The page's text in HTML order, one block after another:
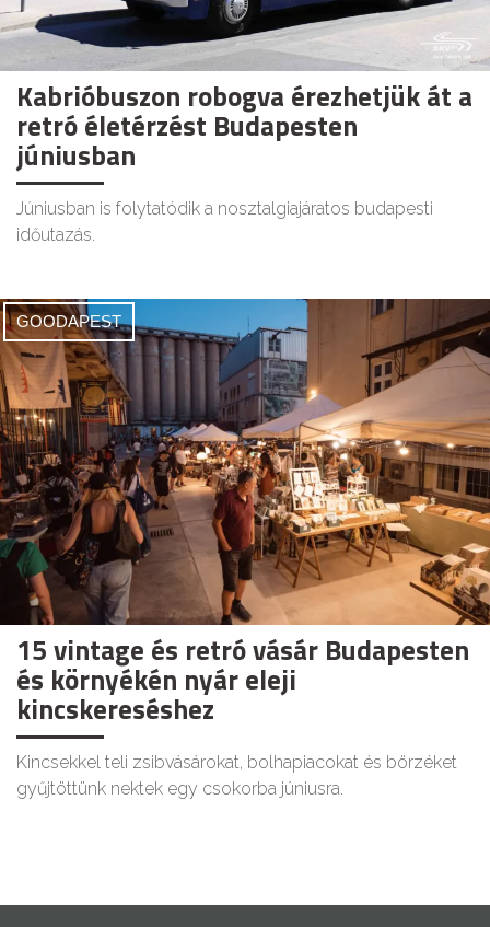
Kabrióbuszon robogva érezhetjük át a
retró életérzést Budapesten
júniusban
Júniusban is folytatódik a nosztalgiajáratos budapesti
időutazás.
GOODAPEST
15 vintage és retró vásár Budapesten
és környékén nyár eleji
kincskereséshez
Kincsekkel teli zsibvásárokat, bolhapiacokat és börzéket
gyűjtöttünk nektek egy csokorba júniusra.